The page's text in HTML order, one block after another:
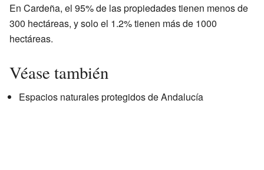
En Cardeña, el 95% de las propiedades tienen menos de
300 hectáreas, y solo el 1.2% tienen más de 1000
hectáreas.
Véase también
Espacios naturales protegidos de Andalucía